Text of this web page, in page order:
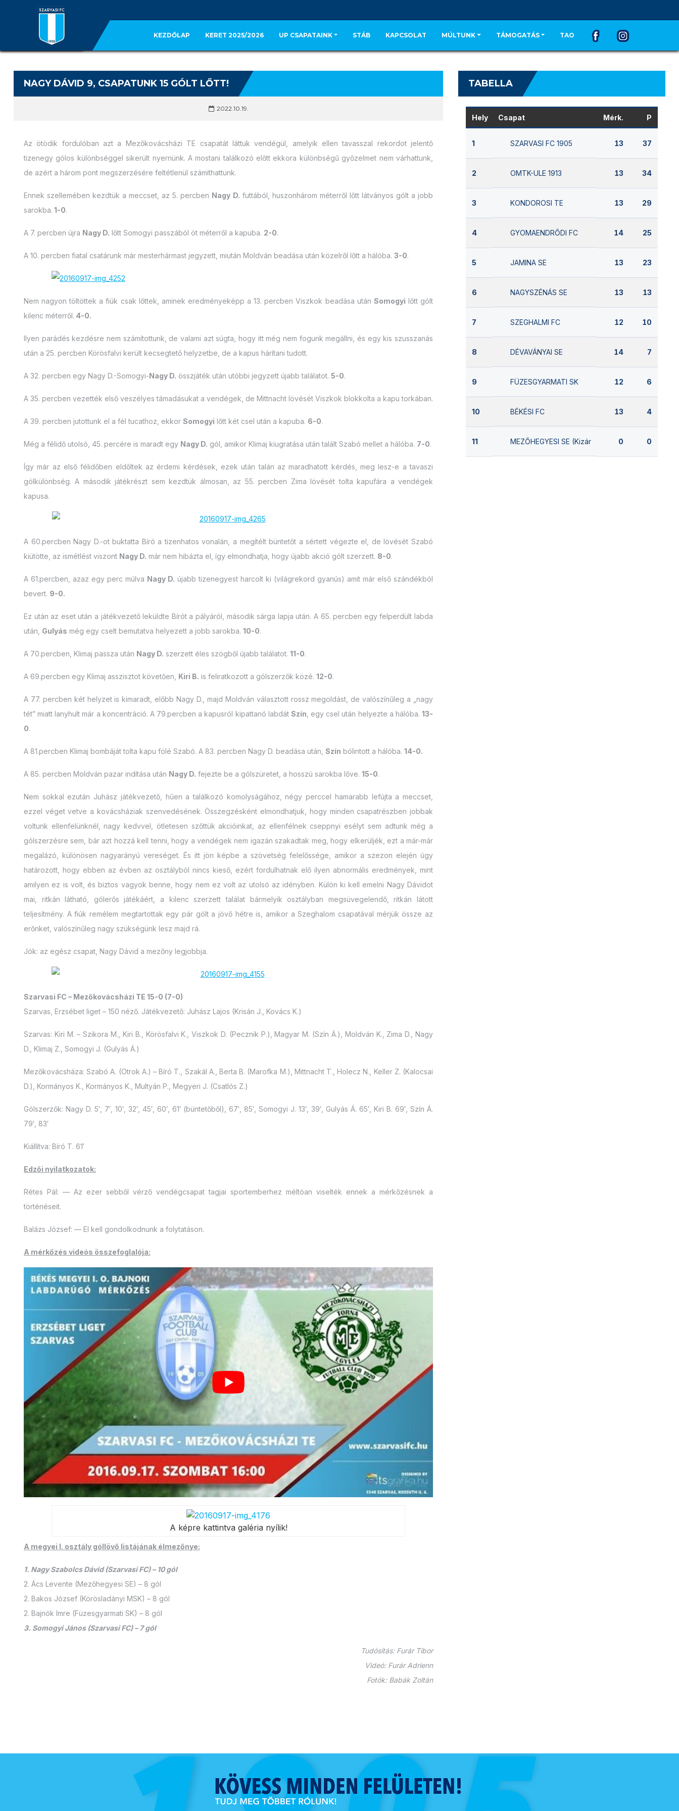
KEZDŐLAP KERET 2025/2026 UP CSAPATAINK STÁB KAPCSOLAT MÚLTUNK TÁMOGATÁS TAO
NAGY DÁVID 9, CSAPATUNK 15 GÓLT LŐTT!
2022.10.19.
Az ötödik fordulóban azt a Mezőkovácsházi TE csapatát láttuk vendégül, amelyik ellen tavasszal rekordot jelentő
tizenegy gólos különbséggel sikerült nyernünk. A mostani találkozó előtt ekkora különbségű győzelmet nem várhattunk,
de azért a három pont megszerzésére feltétlenül számíthattunk.
Ennek szellemében kezdtük a meccset, az 5. percben Nagy D. futtából, huszonhárom méterről lőtt látványos gólt a jobb
sarokba. 1-0.
A 7. percben újra Nagy D. lőtt Somogyi passzából öt méterről a kapuba. 2-0.
A 10. percben fiatal csatárunk már mesterhármast jegyzett, miután Moldván beadása után közelről lőtt a hálóba. 3-0.
Nem nagyon töltöttek a fiúk csak lőttek, aminek eredményeképp a 13. percben Viszkok beadása után Somogyi lőtt gólt
kilenc méterről. 4-0.
Ilyen parádés kezdésre nem számítottunk, de valami azt súgta, hogy itt még nem fogunk megállni, és egy kis szusszanás
után a 25. percben Körösfalvi került kecsegtető helyzetbe, de a kapus hárítani tudott.
A 32. percben egy Nagy D.-Somogyi-Nagy D. összjáték után utóbbi jegyzett újabb találatot. 5-0.
A 35. percben vezették első veszélyes támadásukat a vendégek, de Mittnacht lövését Viszkok blokkolta a kapu torkában.
A 39. percben jutottunk el a fél tucathoz, ekkor Somogyi lőtt két csel után a kapuba. 6-0.
Még a félidő utolsó, 45. percére is maradt egy Nagy D. gól, amikor Klimaj kiugratása után talált Szabó mellet a hálóba. 7-0.
Így már az első félidőben eldőltek az érdemi kérdések, ezek után talán az maradhatott kérdés, meg lesz-e a tavaszi
gólkülönbség. A második játékrészt sem kezdtük álmosan, az 55. percben Zima lövését tolta kapufára a vendégek
kapusa.
A 60.percben Nagy D.-ot buktatta Bíró a tizenhatos vonalán, a megítélt büntetőt a sértett végezte el, de lövését Szabó
kiütötte, az ismétlést viszont Nagy D. már nem hibázta el, így elmondhatja, hogy újabb akció gólt szerzett. 8-0.
A 61.percben, azaz egy perc múlva Nagy D. újabb tizenegyest harcolt ki (világrekord gyanús) amit már első szándékból
bevert. 9-0.
Ez után az eset után a játékvezető leküldte Bírót a pályáról, második sárga lapja után. A 65. percben egy felperdült labda
után, Gulyás még egy cselt bemutatva helyezett a jobb sarokba. 10-0.
A 70.percben, Klimaj passza után Nagy D. szerzett éles szögből újabb találatot. 11-0.
A 69.percben egy Klimaj asszisztot követően, Kiri B. is feliratkozott a gólszerzők közé. 12-0.
A 77. percben két helyzet is kimaradt, előbb Nagy D., majd Moldván választott rossz megoldást, de valószínűleg a „nagy
tét” miatt lanyhult már a koncentráció. A 79.percben a kapusról kipattanó labdát Szín , egy csel után helyezte a hálóba.13-
0.
A 81.percben Klimaj bombáját tolta kapu fölé Szabó. A 83. percben Nagy D. beadása után, Szín bólintott a hálóba. 14-0.
A 85. percben Moldván pazar indítása után Nagy D. fejezte be a gólszüretet, a hosszú sarokba lőve. 15-0.
Nem sokkal ezután Juhász játékvezető, hűen a találkozó komolyságához, négy perccel hamarabb lefújta a meccset,
ezzel véget vetve a kovácsháziak szenvedésének. Összegzésként elmondhatjuk, hogy minden csapatrészben jobbak
voltunk ellenfelünknél, nagy kedvvel, ötletesen szőttük akcióinkat, az ellenfélnek cseppnyi esélyt sem adtunk még a
gólszerzésre sem, bár azt hozzá kell tenni, hogy a vendégek nem igazán szakadtak meg, hogy elkerüljék, ezt a már-már
megalázó, különösen nagyarányú vereséget. És itt jön képbe a szövetség felelőssége, amikor a szezon elején úgy
határozott, hogy ebben az évben az osztályból nincs kieső, ezért fordulhatnak elő ilyen abnormális eredmények, mint
amilyen ez is volt, és biztos vagyok benne, hogy nem ez volt az utolsó az idényben. Külön ki kell emelni Nagy Dávidot
mai, ritkán látható, gólerős játékáért, a kilenc szerzett találat bármelyik osztályban megsüvegelendő, ritkán látott
teljesítmény. A fiúk remélem megtartottak egy pár gólt a jövő hétre is, amikor a Szeghalom csapatával mérjük össze az
erőnket, valószínűleg nagy szükségünk lesz majd rá.
Jók: az egész csapat, Nagy Dávid a mezőny legjobbja.
Szarvasi FC – Mezőkovácsházi TE 15-0 (7-0)
Szarvas, Erzsébet liget – 150 néző. Játékvezető: Juhász Lajos (Krisán J., Kovács K.)
Szarvas: Kiri M. – Szikora M., Kiri B., Körösfalvi K., Viszkok D. (Pecznik P.), Magyar M. (Szín Á.), Moldván K., Zima D., Nagy
D., Klimaj Z., Somogyi J. (Gulyás Á.)
Mezőkovácsháza: Szabó A. (Otrok A.) – Bíró T., Szakál A., Berta B. (Marofka M.), Mittnacht T., Holecz N., Keller Z. (Kalocsai
D.), Kormányos K., Kormányos K., Multyán P., Megyeri J. (Csatlós Z.)
Gólszerzők: Nagy D. 5′, 7′, 10′, 32′, 45′, 60′, 61′ (büntetőből), 67′, 85′, Somogyi J. 13′, 39′, Gulyás Á. 65′, Kiri B. 69′, Szín Á.
79′, 83′
Kiállítva: Bíró T. 61′
Edzői nyilatkozatok:
Rétes Pál: — Az ezer sebből vérző vendégcsapat tagjai sportemberhez méltóan viselték ennek a mérkőzésnek a
történéseit.
Balázs József: — El kell gondolkodnunk a folytatáson.
A mérkőzés videós összefoglalója:
A képre kattintva galéria nyílik!
A megyei I. osztály góllövő listájának élmezőnye:
1. Nagy Szabolcs Dávid (Szarvasi FC) – 10 gól
2. Ács Levente (Mezőhegyesi SE) – 8 gól
2. Bakos József (Körösladányi MSK) – 8 gól
2. Bajnók Imre (Füzesgyarmati SK) – 8 gól
3. Somogyi János (Szarvasi FC) – 7 gól
Tudósítás: Furár Tibor
Videó: Furár Adrienn
Fotók: Babák Zoltán
TABELLA
Hely Csapat Mérk. P
1 SZARVASI FC 1905 13 37
2 OMTK-ULE 1913 13 34
3 KONDOROSI TE 13 29
4 GYOMAENDRŐDI FC 14 25
5 JAMINA SE 13 23
6 NAGYSZÉNÁS SE 13 13
7 SZEGHALMI FC 12 10
8 DÉVAVÁNYAI SE 14 7
9 FÜZESGYARMATI SK 12 6
10 BÉKÉSI FC 13 4
11 MEZŐHEGYESI SE (Kizárva) 0 0